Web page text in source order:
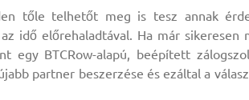
tőle telhetőt meg is tesz annak
idő előrehaladtával. Ha már
egy BTCRow-alapú, beépített
partner beszerzése és ezáltal a